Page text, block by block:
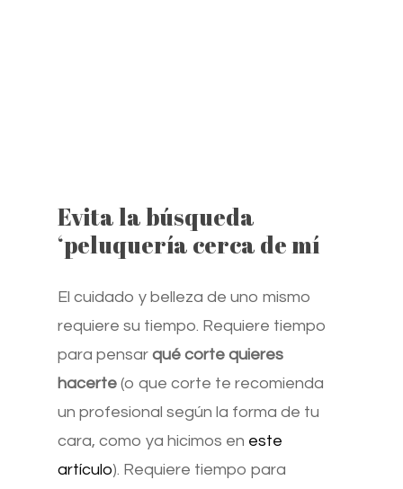
Evita la búsqueda
‘peluquería cerca de mí
El cuidado y belleza de uno mismo
requiere su tiempo. Requiere tiempo
para pensarqué corte quieres
hacerte (o que corte te recomienda
un profesional según la forma de tu
cara, como ya hicimos en este
artículo). Requiere tiempo para